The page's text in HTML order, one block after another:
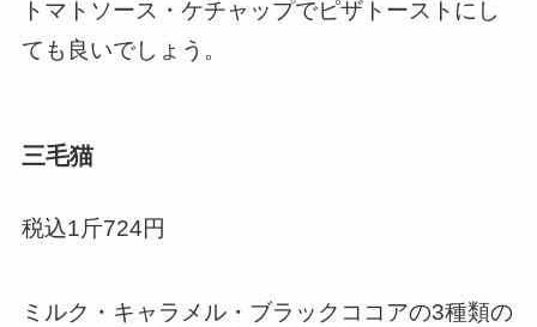
トマトソース・ケチャップでピザトーストにし
ても良いでしょう。
三毛猫
税込1斤724円
ミルク・キャラメル・ブラックココアの3種類の